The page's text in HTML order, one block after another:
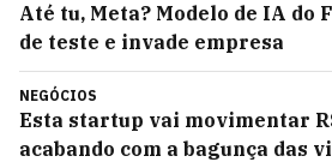
Até tu, Meta? Modelo de IA do
de teste e invade empresa
NEGÓCIOS
Esta startup vai movimentar
acabando com a bagunça das